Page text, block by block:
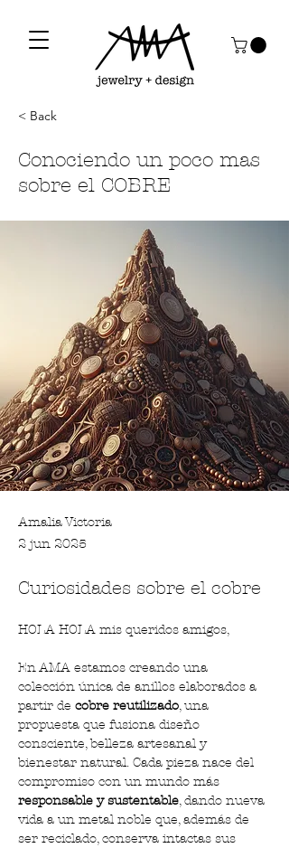
< Back
Conociendo un poco mas
sobre el COBRE
Amalia Victoria
2 jun 2025
Curiosidades sobre el cobre
HOLA HOLA mis queridos amigos,
En AMA estamos creando una
colección única de anillos elaborados a
partir de cobre reutilizado, una
propuesta que fusiona diseño
consciente, belleza artesanal y
bienestar natural. Cada pieza nace del
compromiso con un mundo más
responsable y sustentable, dando nueva
vida a un metal noble que, además de
ser reciclado, conserva intactas sus